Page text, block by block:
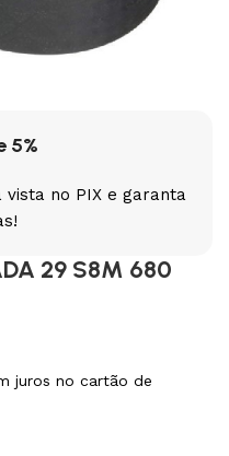
5%
no PIX e garanta
29 S8M 680
juros no cartão de